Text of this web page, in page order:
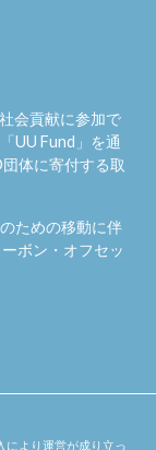
会貢献に参加で
UU Fund 」を通
体に寄付する取
ための移動に伴
ボン・オフセッ
により運営が成り立っ